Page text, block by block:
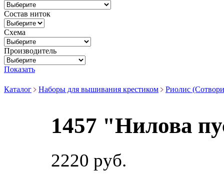
Состав ниток
Схема
Производитель
Показать
Каталог Наборы для вышивания крестиком Риолис
1457 "Нилова
2220 руб.